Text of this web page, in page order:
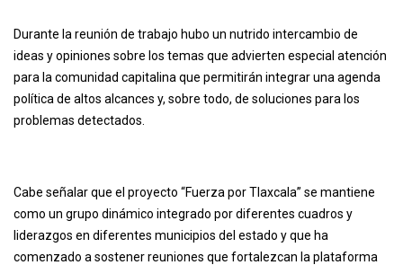
Durante la reunión de trabajo hubo un nutrido intercambio de
ideas y opiniones sobre los temas que advierten especial atención
para la comunidad capitalina que permitirán integrar una agenda
política de altos alcances y, sobre todo, de soluciones para los
problemas detectados.
Cabe señalar que el proyecto “Fuerza por Tlaxcala” se mantiene
como un grupo dinámico integrado por diferentes cuadros y
liderazgos en diferentes municipios del estado y que ha
comenzado a sostener reuniones que fortalezcan la plataforma